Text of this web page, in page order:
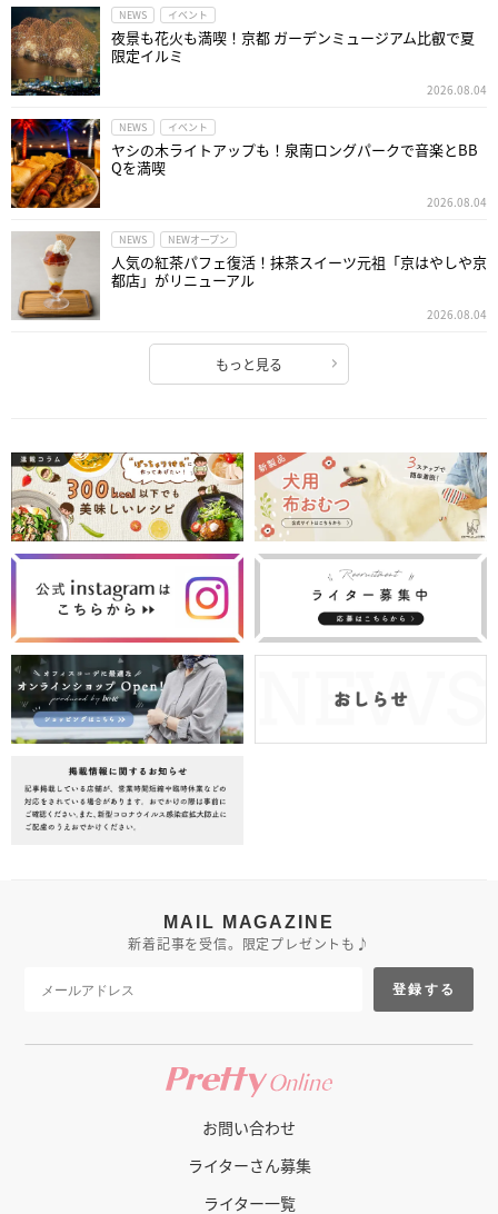
NEWS イベント
夜景も花火も満喫！京都 ガーデンミュージアム比叡で夏
限定イルミ
2026.08.04
NEWS イベント
ヤシの木ライトアップも！泉南ロングパークで音楽とBB
Qを満喫
2026.08.04
NEWS NEWオープン
人気の紅茶パフェ復活！抹茶スイーツ元祖「京はやしや京
都店」がリニューアル
2026.08.04
もっと見る
MAIL MAGAZINE
新着記事を受信。限定プレゼントも♪
登録する
お問い合わせ
ライターさん募集
ライター一覧